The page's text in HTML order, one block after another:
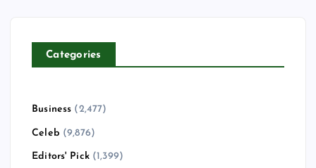
Categories
Business (2,477)
Celeb (9,876)
Editors' Pick(1,399)